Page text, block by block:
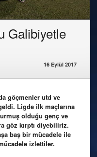
Galibiyetle
16 Eylül 2017
göçmenler utd ve
Ligde ilk maçlarına
olduğu genç ve
göz kırptı diyebiliriz.
baş bir mücadele ile
izlettiler.